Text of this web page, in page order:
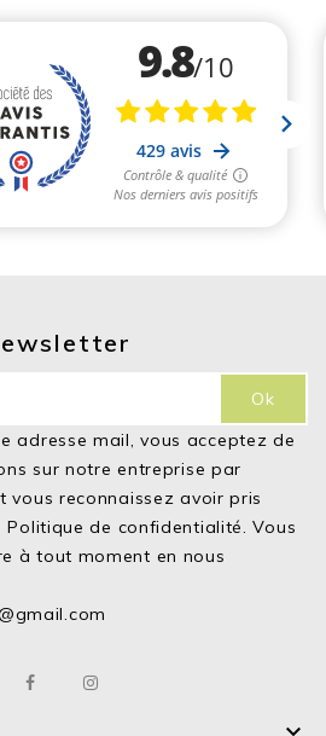
adresse mail, vous acceptez de
sur notre entreprise par
vous reconnaissez avoir pris
Politique de confidentialité. Vous
à tout moment en nous